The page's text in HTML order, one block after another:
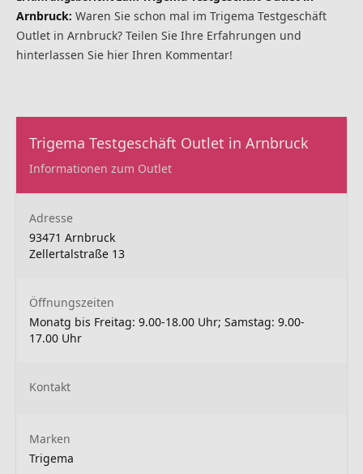
Arnbruck: Waren Sie schon mal im Trigema Testgeschäft
Outlet in Arnbruck? Teilen Sie Ihre Erfahrungen und
hinterlassen Sie hier Ihren Kommentar!
Trigema Testgeschäft Outlet in Arnbruck
Informationen zum Outlet
Adresse
93471 Arnbruck
Zellertalstraße 13
Öffnungszeiten
Monatg bis Freitag: 9.00-18.00 Uhr; Samstag: 9.00-
17.00 Uhr
Kontakt
Marken
Trigema